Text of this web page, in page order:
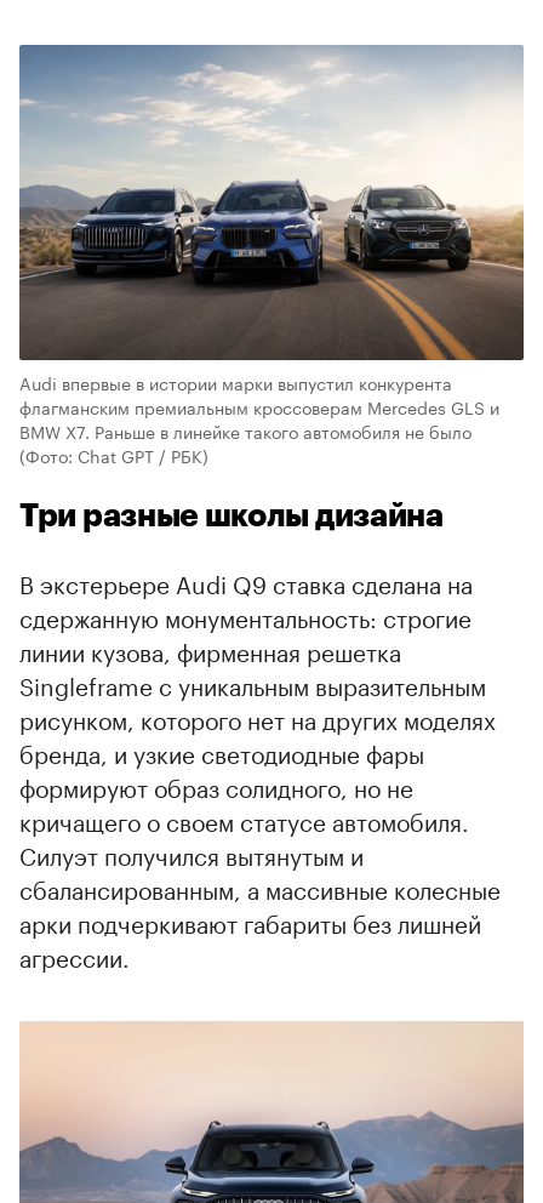
Audi впервые в истории марки выпустил конкурента
флагманским премиальным кроссоверам Mercedes GLS и
BMW X7. Раньше в линейке такого автомобиля не было
(Фото: Chat GPT / РБК)
00:00 00:00
Три разные школы дизайна
В экстерьере Audi Q9 ставка сделана на
сдержанную монументальность: строгие
линии кузова, фирменная решетка
Singleframe с уникальным выразительным
рисунком, которого нет на других моделях
бренда, и узкие светодиодные фары
формируют образ солидного, но не
кричащего о своем статусе автомобиля.
Силуэт получился вытянутым и
сбалансированным, а массивные колесные
арки подчеркивают габариты без лишней
агрессии.